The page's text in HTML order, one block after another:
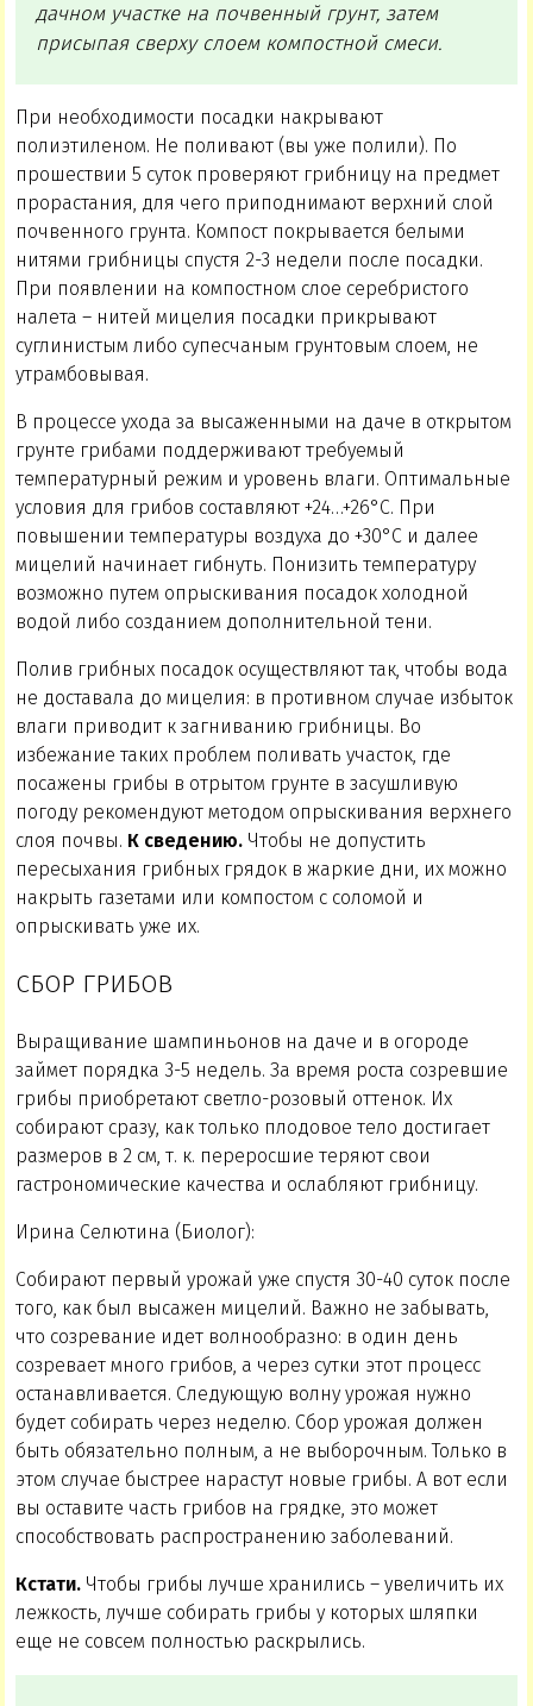
дачном участке на почвенный грунт, затем
присыпая сверху слоем компостной смеси.
При необходимости посадки накрывают
полиэтиленом. Не поливают (вы уже полили). По
прошествии 5 суток проверяют грибницу на предмет
прорастания, для чего приподнимают верхний слой
почвенного грунта. Компост покрывается белыми
нитями грибницы спустя 2-3 недели после посадки.
При появлении на компостном слое серебристого
налета – нитей мицелия посадки прикрывают
суглинистым либо супесчаным грунтовым слоем, не
утрамбовывая.
В процессе ухода за высаженными на даче в открытом
грунте грибами поддерживают требуемый
температурный режим и уровень влаги. Оптимальные
условия для грибов составляют +24…+26°С. При
повышении температуры воздуха до +30°С и далее
мицелий начинает гибнуть. Понизить температуру
возможно путем опрыскивания посадок холодной
водой либо созданием дополнительной тени.
Полив грибных посадок осуществляют так, чтобы вода
не доставала до мицелия: в противном случае избыток
влаги приводит к загниванию грибницы. Во
избежание таких проблем поливать участок, где
посажены грибы в отрытом грунте в засушливую
погоду рекомендуют методом опрыскивания верхнего
слоя почвы. К сведению. Чтобы не допустить
пересыхания грибных грядок в жаркие дни, их можно
накрыть газетами или компостом с соломой и
опрыскивать уже их.
СБОР ГРИБОВ
Выращивание шампиньонов на даче и в огороде
займет порядка 3-5 недель. За время роста созревшие
грибы приобретают светло-розовый оттенок. Их
собирают сразу, как только плодовое тело достигает
размеров в 2 см, т. к. переросшие теряют свои
гастрономические качества и ослабляют грибницу.
Ирина Селютина (Биолог):
Собирают первый урожай уже спустя 30-40 суток после
того, как был высажен мицелий. Важно не забывать,
что созревание идет волнообразно: в один день
созревает много грибов, а через сутки этот процесс
останавливается. Следующую волну урожая нужно
будет собирать через неделю. Сбор урожая должен
быть обязательно полным, а не выборочным. Только в
этом случае быстрее нарастут новые грибы. А вот если
вы оставите часть грибов на грядке, это может
способствовать распространению заболеваний.
Кстати. Чтобы грибы лучше хранились – увеличить их
лежкость, лучше собирать грибы у которых шляпки
еще не совсем полностью раскрылись.